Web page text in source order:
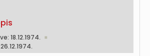
18.12.1974.